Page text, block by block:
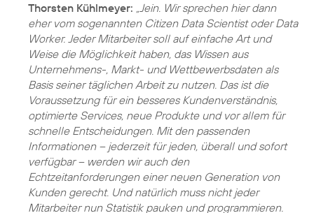
Thorsten Kühlmeyer: „Jein. Wir sprechen hier dann
eher vom sogenannten Citizen Data Scientist oder Data
Worker. Jeder Mitarbeiter soll auf einfache Art und
Weise die Möglichkeit haben, das Wissen aus
Unternehmens-, Markt- und Wettbewerbsdaten als
Basis seiner täglichen Arbeit zu nutzen. Das ist die
Voraussetzung für ein besseres Kundenverständnis,
optimierte Services, neue Produkte und vor allem für
schnelle Entscheidungen. Mit den passenden
Informationen – jederzeit für jeden, überall und sofort
verfügbar – werden wir auch den
Echtzeitanforderungen einer neuen Generation von
Kunden gerecht. Und natürlich muss nicht jeder
Mitarbeiter nun Statistik pauken und programmieren.